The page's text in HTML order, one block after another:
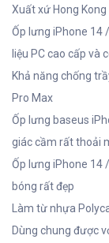
Xuất xứ Hong Kong
Ốp lưng iPhone 14
liệu PC cao cấp và
Khả năng chống
Pro Max
Ốp lưng baseus
giác cầm rất thoải
Ốp lưng iPhone 14
bóng rất đẹp
Làm từ nhựa
Dùng chung được